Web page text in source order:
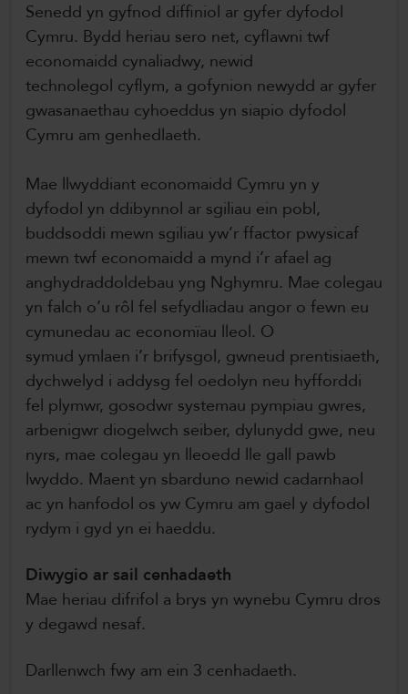
Senedd yn gyfnod diffiniol ar gyfer dyfodol
Cymru. Bydd heriau sero net, cyflawni twf
economaidd cynaliadwy, newid
technolegol cyflym, a gofynion newydd ar gyfer
gwasanaethau cyhoeddus yn siapio dyfodol
Cymru am genhedlaeth.
Mae llwyddiant economaidd Cymru yn y
dyfodol yn ddibynnol ar sgiliau ein pobl,
buddsoddi mewn sgiliau yw’r ffactor pwysicaf
mewn twf economaidd a mynd i’r afael ag
anghydraddoldebau yng Nghymru. Mae colegau
yn falch o’u rôl fel sefydliadau angor o fewn eu
cymunedau ac economïau lleol. O
symud ymlaen i’r brifysgol, gwneud prentisiaeth,
dychwelyd i addysg fel oedolyn neu hyfforddi
fel plymwr, gosodwr systemau pympiau gwres,
arbenigwr diogelwch seiber, dylunydd gwe, neu
nyrs, mae colegau yn lleoedd lle gall pawb
lwyddo. Maent yn sbarduno newid cadarnhaol
ac yn hanfodol os yw Cymru am gael y dyfodol
rydym i gyd yn ei haeddu.
Diwygio ar sail cenhadaeth
Mae heriau difrifol a brys yn wynebu Cymru dros
y degawd nesaf.
Darllenwch fwy am ein 3 cenhadaeth.